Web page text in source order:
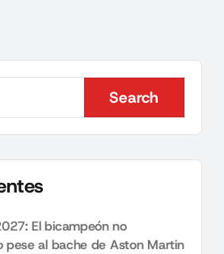
Search
Search
El bicampeón no
pese al bache de Aston Martin